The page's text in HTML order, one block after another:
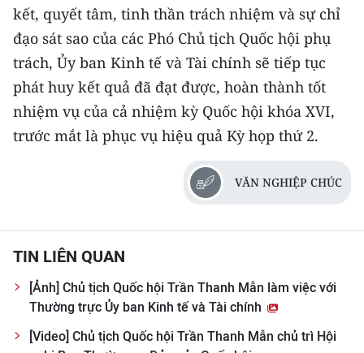
kết, quyết tâm, tinh thần trách nhiệm và sự chỉ
đạo sát sao của các Phó Chủ tịch Quốc hội phụ
trách, Ủy ban Kinh tế và Tài chính sẽ tiếp tục
phát huy kết quả đã đạt được, hoàn thành tốt
nhiệm vụ của cả nhiệm kỳ Quốc hội khóa XVI,
trước mắt là phục vụ hiệu quả Kỳ họp thứ 2.
VĂN NGHIỆP CHÚC
TIN LIÊN QUAN
[Ảnh] Chủ tịch Quốc hội Trần Thanh Mẫn làm việc với
Thường trực Ủy ban Kinh tế và Tài chính
[Video] Chủ tịch Quốc hội Trần Thanh Mẫn chủ trì Hội